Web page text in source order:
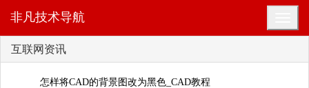
非凡技术导航
互联网资讯
怎样将CAD的背景图改为黑色_CAD教程